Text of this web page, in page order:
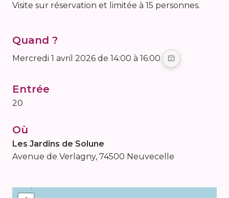
Visite sur réservation et limitée à 15 personnes.
Quand ?
mercredi 1 avril 2026 de 14:00 à 16:00
Entrée
20
Où
Les Jardins de Solune
Avenue de Verlagny, 74500 Neuvecelle